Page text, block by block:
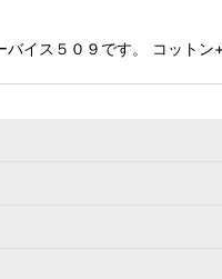
イス５０９です。 コット